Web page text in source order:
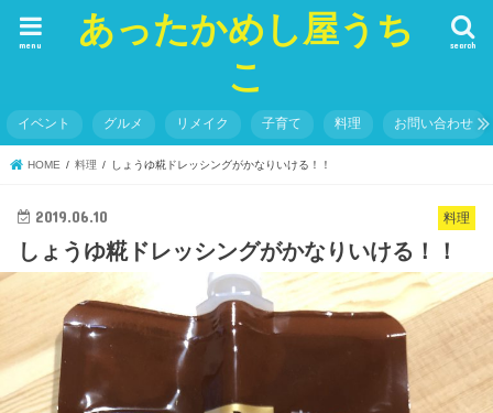
あったかめし屋うち
こ
search
menu
イベント グルメ リメイク 子育て 料理 お問い合わせ
HOME 料理 しょうゆ糀ドレッシングがかなりいける！！
料理
2019.06.10
しょうゆ糀ドレッシングがかなりいける！！